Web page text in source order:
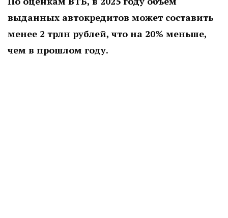
выданных автокредитов может составить
менее 2 трлн рублей, что на 20% меньше,
чем в прошлом году.